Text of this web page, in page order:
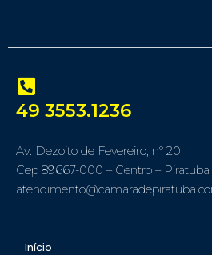
49 3553.1236
Av. Dezoito de Fevereiro, nº 20
Cep 89667-000 – Centro – Piratuba
Início